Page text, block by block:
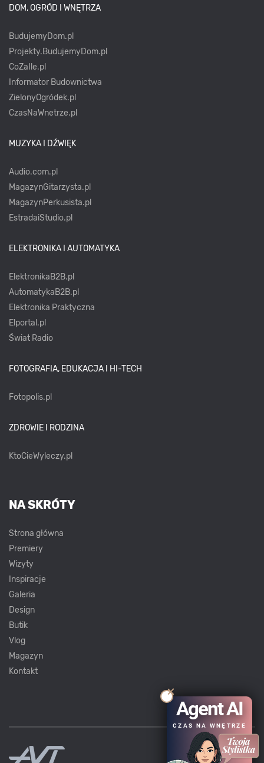
DOM, OGRÓD I WNĘTRZA
BudujemyDom.pl
Projekty.BudujemyDom.pl
CoZaIle.pl
Informator Budownictwa
ZielonyOgródek.pl
CzasNaWnetrze.pl
MUZYKA I DŹWIĘK
Audio.com.pl
MagazynGitarzysta.pl
MagazynPerkusista.pl
EstradaiStudio.pl
ELEKTRONIKA I AUTOMATYKA
ElektronikaB2B.pl
AutomatykaB2B.pl
Elektronika Praktyczna
Elportal.pl
Świat Radio
FOTOGRAFIA, EDUKACJA I HI-TECH
Fotopolis.pl
ZDROWIE I RODZINA
KtoCieWyleczy.pl
NA SKRÓTY
Strona główna
Premiery
Wizyty
Inspiracje
Galeria
Design
Butik
Vlog
Magazyn
Kontakt
Agent AI
CZAS NA WNĘTRZE